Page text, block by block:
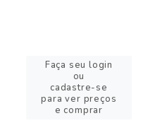
Faça seu login
ou
cadastre-se
para ver preços
e comprar